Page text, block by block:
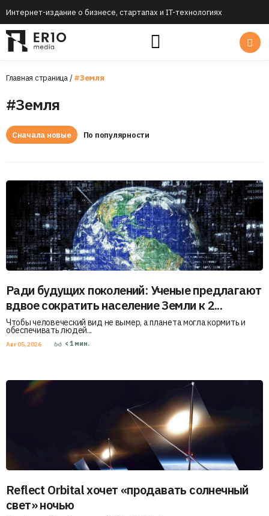
Интернет-издание о бизнесе, стартапах и IT-технологиях
Главная страница/#Земля
#Земля
Сначала новые По популярности
Ради будущих поколений: Ученые предлагают
вдвое сократить население Земли к 2...
Чтобы человеческий вид не вымер, а планета могла кормить и
обеспечивать людей...
Авг 05, 2026 < 1 мин.
Reflect Orbital хочет «продавать солнечный
свет» ночью